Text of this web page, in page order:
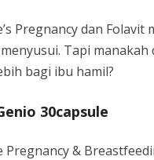
Pregnancy dan
Tapi
bagi ibu hamil?
30capsule
Pregnancy &